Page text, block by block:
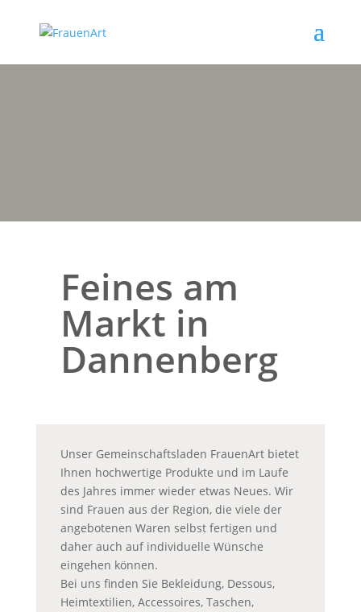
Feines am
Markt in
Dannenberg
Unser Gemeinschaftsladen FrauenArt bietet
Ihnen hochwertige Produkte und im Laufe
des Jahres immer wieder etwas Neues. Wir
sind Frauen aus der Region, die viele der
angebotenen Waren selbst fertigen und
daher auch auf individuelle Wünsche
eingehen können.
Bei uns finden Sie Bekleidung, Dessous,
Heimtextilien, Accessoires, Taschen,